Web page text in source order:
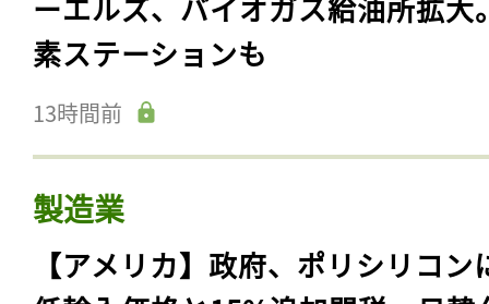
ーエルズ、バイオガス給油所拡大
素ステーションも
13時間前
製造業
【アメリカ】政府、ポリシリコン